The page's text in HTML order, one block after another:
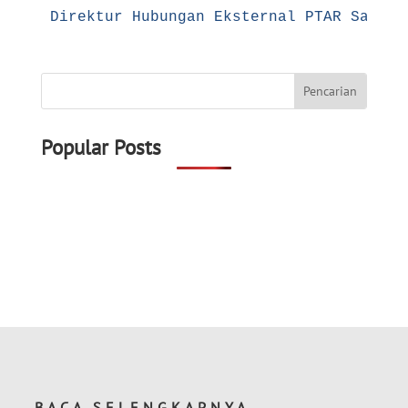
Direktur Hubungan Eksternal PTAR Sanny
Popular Posts